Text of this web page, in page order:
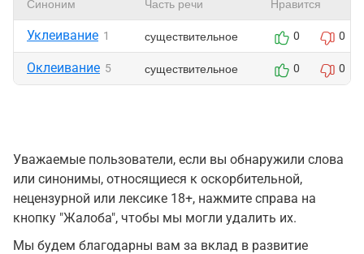
Синоним Часть речи Нравится
Уклеивание 1 существительное 0 0
Оклеивание 5 существительное 0 0
Уважаемые пользователи, если вы обнаружили слова
или синонимы, относящиеся к оскорбительной,
нецензурной или лексике 18+, нажмите справа на
кнопку "Жалоба", чтобы мы могли удалить их.
Мы будем благодарны вам за вклад в развитие